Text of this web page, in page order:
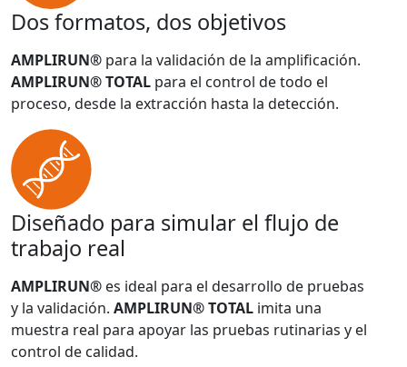
Dos formatos, dos objetivos
AMPLIRUN® para la validación de la amplificación.
AMPLIRUN® TOTAL para el control de todo el
proceso, desde la extracción hasta la detección.
Diseñado para simular el flujo de
trabajo real
AMPLIRUN® es ideal para el desarrollo de pruebas
y la validación. AMPLIRUN® TOTAL imita una
muestra real para apoyar las pruebas rutinarias y el
control de calidad.